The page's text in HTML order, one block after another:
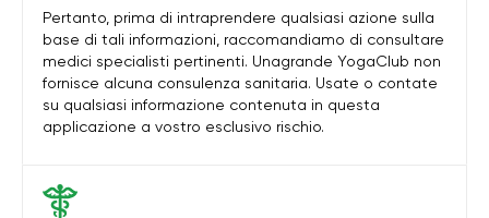
Pertanto, prima di intraprendere qualsiasi azione sulla
base di tali informazioni, raccomandiamo di consultare
medici specialisti pertinenti. Unagrande YogaClub non
fornisce alcuna consulenza sanitaria. Usate o contate
su qualsiasi informazione contenuta in questa
applicazione a vostro esclusivo rischio.